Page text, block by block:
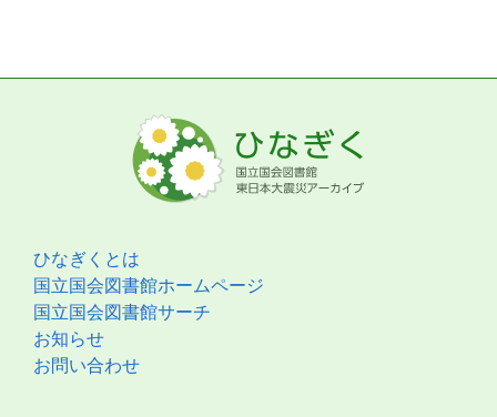
ひなぎくとは
国立国会図書館ホームページ
国立国会図書館サーチ
お知らせ
お問い合わせ